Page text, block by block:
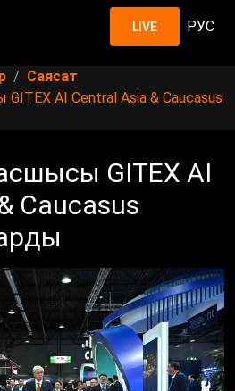
LIVE РУС
Саясат
AI Central Asia & Caucasus
GITEX AI
Caucasus